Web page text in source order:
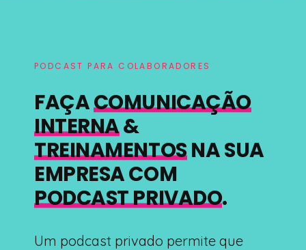
PODCAST PARA COLABORADORES
FAÇACOMUNICAÇÃO
INTERNA&
TREINAMENTOSNA SUA
EMPRESA COM
PODCAST PRIVADO.
Um podcast privado permite que